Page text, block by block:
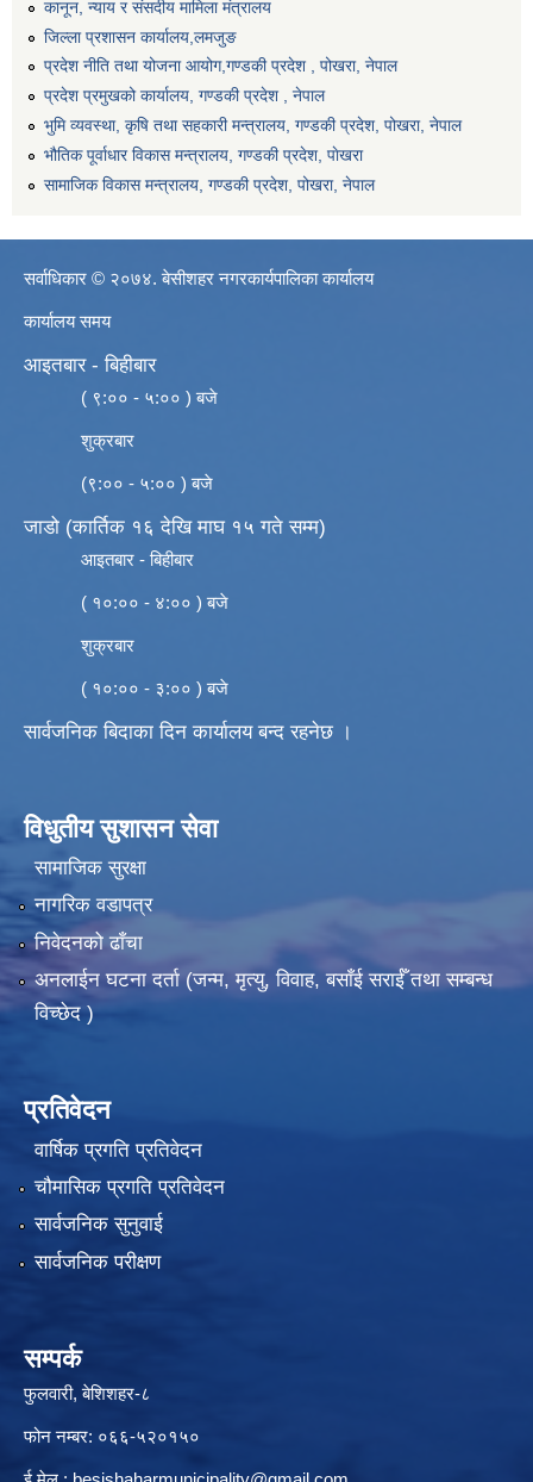
कानून, न्याय र संसदीय मामिला मंत्रालय
जिल्ला प्रशासन कार्यालय,लमजुङ
प्रदेश नीति तथा योजना आयोग,गण्डकी प्रदेश , पोखरा, नेपाल
प्रदेश प्रमुखको कार्यालय, गण्डकी प्रदेश , नेपाल
भुमि व्यवस्था, कृषि तथा सहकारी मन्त्रालय, गण्डकी प्रदेश, पोखरा, नेपाल
भौतिक पूर्वाधार विकास मन्त्रालय, गण्डकी प्रदेश, पाेखरा
सामाजिक विकास मन्त्रालय, गण्डकी प्रदेश, पोखरा, नेपाल
सर्वाधिकार © २०७४. बेसीशहर नगरकार्यपालिका कार्यालय
कार्यालय समय
आइतबार - बिहीबार
( ९:०० - ५:०० ) बजे
शुक्रबार
(९:०० - ५:०० ) बजे
जाडो (कार्तिक १६ देखि माघ १५ गते सम्म)
आइतबार - बिहीबार
( १०:०० - ४:०० ) बजे
शुक्रबार
( १०:०० - ३:०० ) बजे
सार्वजनिक बिदाका दिन कार्यालय बन्द रहनेछ ।
विधुतीय सुशासन सेवा
सामाजिक सुरक्षा
नागरिक वडापत्र
निवेदनको ढाँचा
अनलाईन घटना दर्ता (जन्म, मृत्यु, विवाह, बसाँई सराईँ तथा सम्बन्ध
विच्छेद )
प्रतिवेदन
वार्षिक प्रगति प्रतिवेदन
चौमासिक प्रगति प्रतिवेदन
सार्वजनिक सुनुवाई
सार्वजनिक परीक्षण
सम्पर्क
फुलवारी, बेशिशहर-८
फोन नम्बर: ०६६-५२०१५०